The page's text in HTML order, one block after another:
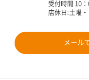
受付時間 10
店休日:土曜
メール